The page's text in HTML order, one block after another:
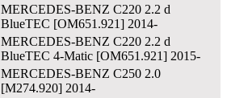
MERCEDES-BENZ C220 2.2 d
BlueTEC [OM651.921] 2014-
MERCEDES-BENZ C220 2.2 d
BlueTEC 4-Matic [OM651.921] 2015-
MERCEDES-BENZ C250 2.0
[M274.920] 2014-